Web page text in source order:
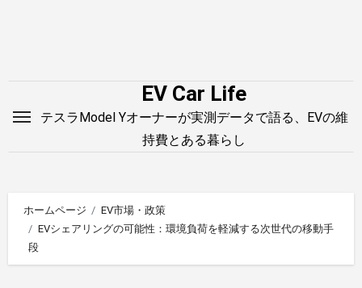
EV Car Life
テスラModel Yオーナーが実測データで語る、EVの維
持費とある暮らし
ホームページ
EV市場・政策
EVシェアリングの可能性：環境負荷を軽減する次世代の移動手
段